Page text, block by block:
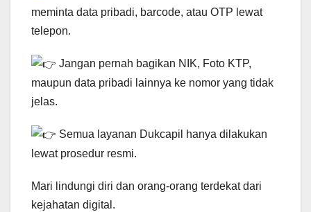
meminta data pribadi, barcode, atau OTP lewat
telepon.
Jangan pernah bagikan NIK, Foto KTP,
maupun data pribadi lainnya ke nomor yang tidak
jelas.
Semua layanan Dukcapil hanya dilakukan
lewat prosedur resmi.
Mari lindungi diri dan orang-orang terdekat dari
kejahatan digital.